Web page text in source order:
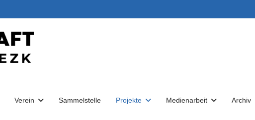
Verein Sammelstelle Projekte Medienarbeit Archiv